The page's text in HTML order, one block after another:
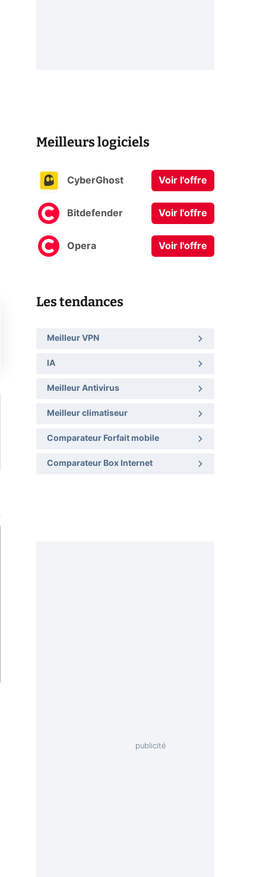
Meilleurs logiciels
CyberGhost Voir l'offre
Bitdefender Voir l'offre
Opera Voir l'offre
Les tendances
Meilleur VPN
IA
Meilleur Antivirus
Meilleur climatiseur
Comparateur Forfait mobile
Comparateur Box Internet